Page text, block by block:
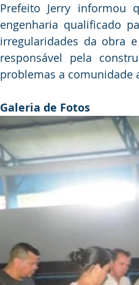
Prefeito Jerry informou
engenharia qualificado
irregularidades da obra
responsável pela
problemas a comunidade
Galeria de Fotos